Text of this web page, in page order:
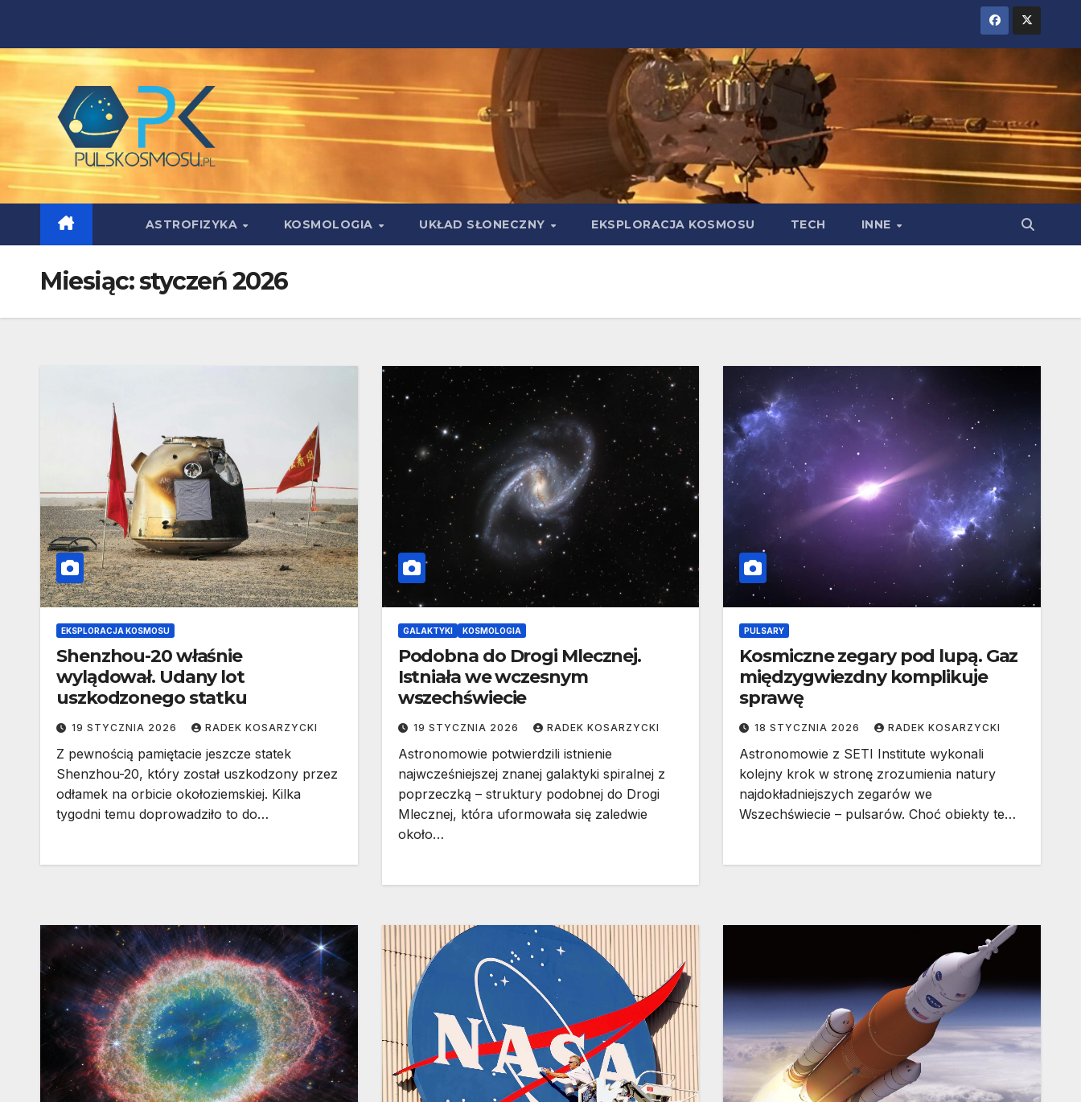
content
ASTROFIZYKA KOSMOLOGIA UKŁAD SŁONECZNY EKSPLORACJA KOSMOSU TECH INNE
Miesiąc:styczeń 2026
EKSPLORACJA KOSMOSU
Shenzhou-20 właśnie
wylądował. Udany lot
uszkodzonego statku
19 STYCZNIA 2026 RADEK KOSARZYCKI
Z pewnością pamiętacie jeszcze statek
Shenzhou-20, który został uszkodzony przez
odłamek na orbicie okołoziemskiej. Kilka
tygodni temu doprowadziło to do…
GALAKTYKI KOSMOLOGIA
Podobna do Drogi Mlecznej.
Istniała we wczesnym
wszechświecie
19 STYCZNIA 2026 RADEK KOSARZYCKI
Astronomowie potwierdzili istnienie
najwcześniejszej znanej galaktyki spiralnej z
poprzeczką – struktury podobnej do Drogi
Mlecznej, która uformowała się zaledwie
około…
PULSARY
Kosmiczne zegary pod lupą. Gaz
międzygwiezdny komplikuje
sprawę
18 STYCZNIA 2026 RADEK KOSARZYCKI
Astronomowie z SETI Institute wykonali
kolejny krok w stronę zrozumienia natury
najdokładniejszych zegarów we
Wszechświecie – pulsarów. Choć obiekty te…